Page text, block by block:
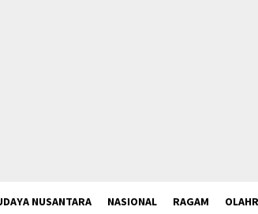
NUSANTARA NASIONAL RAGAM